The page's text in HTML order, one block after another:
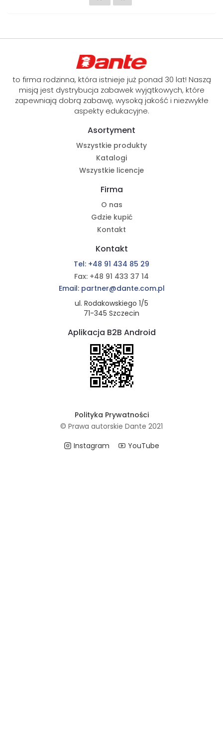
to firma rodzinna, która istnieje już ponad 30 lat! Naszą
misją jest dystrybucja zabawek wyjątkowych, które
zapewniają dobrą zabawę, wysoką jakość i niezwykłe
aspekty edukacyjne.
Asortyment
Wszystkie produkty
Katalogi
Wszystkie licencje
Firma
O nas
Gdzie kupić
Kontakt
Kontakt
Tel: +48 91 434 85 29
Fax: +48 91 433 37 14
Email: partner@dante.com.pl
ul. Rodakowskiego 1/5
71-345 Szczecin
Aplikacja B2B Android
Polityka Prywatności
© Prawa autorskie Dante 2021
Instagram
YouTube